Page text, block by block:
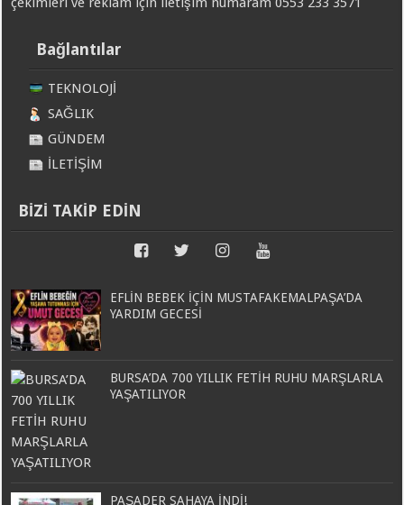
Bağlantılar
TEKNOLOJİ
SAĞLIK
GÜNDEM
İLETİŞİM
BİZİ TAKİP EDİN
EFLİN BEBEK İÇİN MUSTAFAKEMALPAŞA’DA
YARDIM GECESİ
BURSA’DA 700 YILLIK FETİH RUHU MARŞLARLA
YAŞATILIYOR
PAŞADER SAHAYA İNDİ!